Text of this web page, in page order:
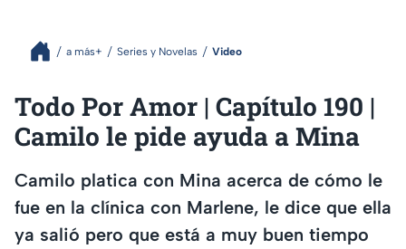
a más+ Series y Novelas Video
Todo Por Amor | Capítulo 190 |
Camilo le pide ayuda a Mina
Camilo platica con Mina acerca de cómo le
fue en la clínica con Marlene, le dice que ella
ya salió pero que está a muy buen tiempo